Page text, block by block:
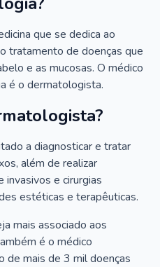
que se dedica ao
tratamento de doenças que
e as mucosas. O médico
é o dermatologista.
a diagnosticar e tratar
além de realizar
e cirurgias
estéticas e terapêuticas.
mais associado aos
é o médico
mais de 3 mil doenças